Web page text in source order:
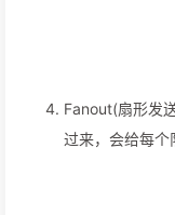
Fanout(扇形发
过来，会给每个